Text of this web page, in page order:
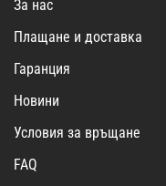
За нас
Плащане и доставка
Гаранция
Новини
Условия за връщане
FAQ